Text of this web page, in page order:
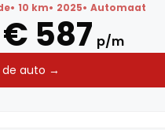
10 km 2025 Automaat
€ 587 p/m
de auto →